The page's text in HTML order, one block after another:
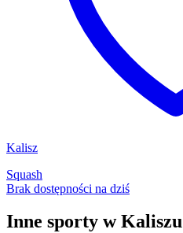
Kalisz
Squash
Brak dostępności na dziś
Inne sporty w Kaliszu